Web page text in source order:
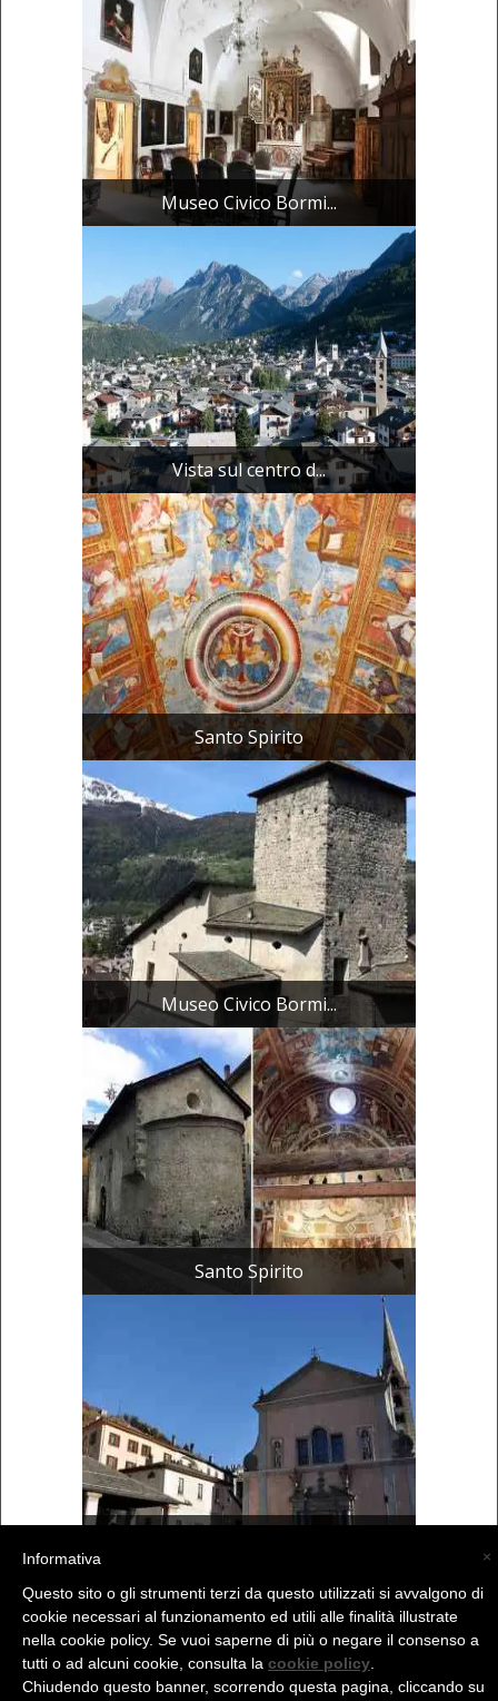
Museo Civico Bormi...
Vista sul centro d...
Santo Spirito
Museo Civico Bormi...
Santo Spirito
(C) La Valtellina - info@la-valtellina.com -
×
Informativa
Questo sito o gli strumenti terzi da questo utilizzati si avvalgono di
cookie necessari al funzionamento ed utili alle finalità illustrate
nella cookie policy. Se vuoi saperne di più o negare il consenso a
tutti o ad alcuni cookie, consulta la cookie policy
Chiudendo questo banner, scorrendo questa pagina, cliccando su